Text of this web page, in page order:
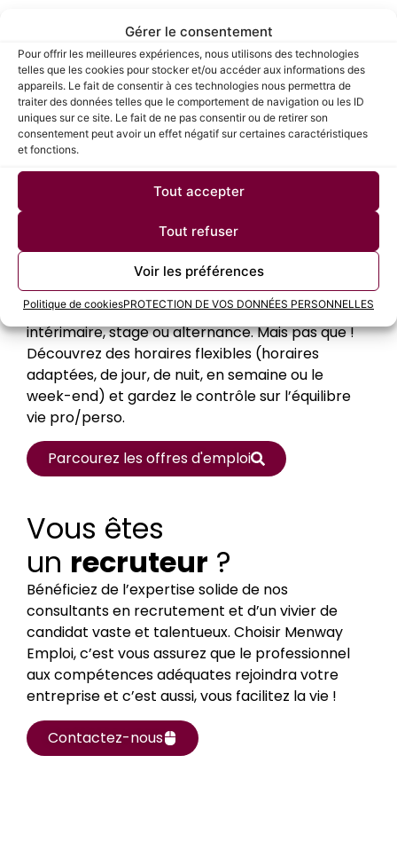
Gérer le consentement
Pour offrir les meilleures expériences, nous utilisons des technologies
telles que les cookies pour stocker et/ou accéder aux informations des
appareils. Le fait de consentir à ces technologies nous permettra de
traiter des données telles que le comportement de navigation ou les ID
uniques sur ce site. Le fait de ne pas consentir ou de retirer son
consentement peut avoir un effet négatif sur certaines caractéristiques
et fonctions.
Tout accepter
Tout refuser
Voir les préférences
Politique de cookiesPROTECTION DE VOS DONNÉES PERSONNELLES
02 77 00 86 35
lehavre@menwayemploi.com
Vous cherchez
nouvel emploi
Menway Emploi est fait pour vous ! En intégrant
Menway Emploi, vous découvrirez différents
types de contrats en CDI, CDD, intérim, CDI
intérimaire, stage ou alternance. Mais pas que !
Découvrez des horaires flexibles (horaires
adaptées, de jour, de nuit, en semaine ou le
week-end) et gardez le contrôle sur l’équilibre
vie pro/perso.
Parcourez les offres d'emploi
Vous êtes
un recruteur ?
Bénéficiez de l’expertise solide de nos
consultants en recrutement et d’un vivier de
candidat vaste et talentueux. Choisir Menway
Emploi, c’est vous assurez que le professionnel
aux compétences adéquates rejoindra votre
entreprise et c’est aussi, vous facilitez la vie !
Contactez-nous